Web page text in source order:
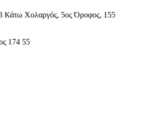
Κάτω Χολαργός, 5ος Όροφος, 155
174 55